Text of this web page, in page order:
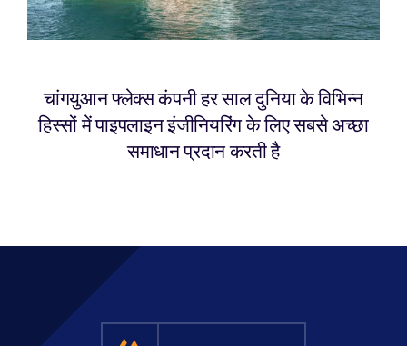
चांगयुआन फ्लेक्स कंपनी हर साल दुनिया के विभिन्न
हिस्सों में पाइपलाइन इंजीनियरिंग के लिए सबसे अच्छा
समाधान प्रदान करती है